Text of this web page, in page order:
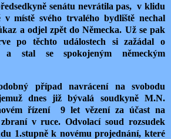
senátu nevrátila pas, v klidu
místě svého trvalého bydliště nechal
a odjel zpět do Německa. Už se pak
po těchto událostech si zažádal o
a stal se spokojeným německým
případ navrácení na svobodu
dnes již bývalá soudkyně M.N.
řízení 9 let vězení za účast na
v ruce. Odvolací soud rozsudek
1.stupně k novému projednání, které